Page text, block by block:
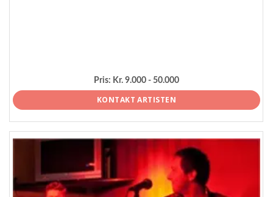
Pris: Kr. 9.000 - 50.000
KONTAKT ARTISTEN